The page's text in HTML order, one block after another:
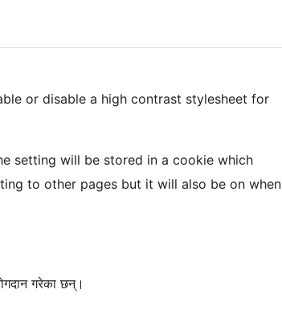
or disable a high contrast stylesheet for
setting will be stored in a cookie which
to other pages but it will also be on when
गरेका छन्।